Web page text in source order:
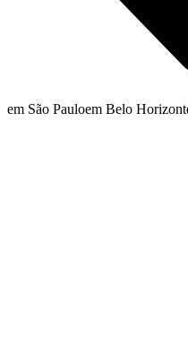
em São Pauloem Belo